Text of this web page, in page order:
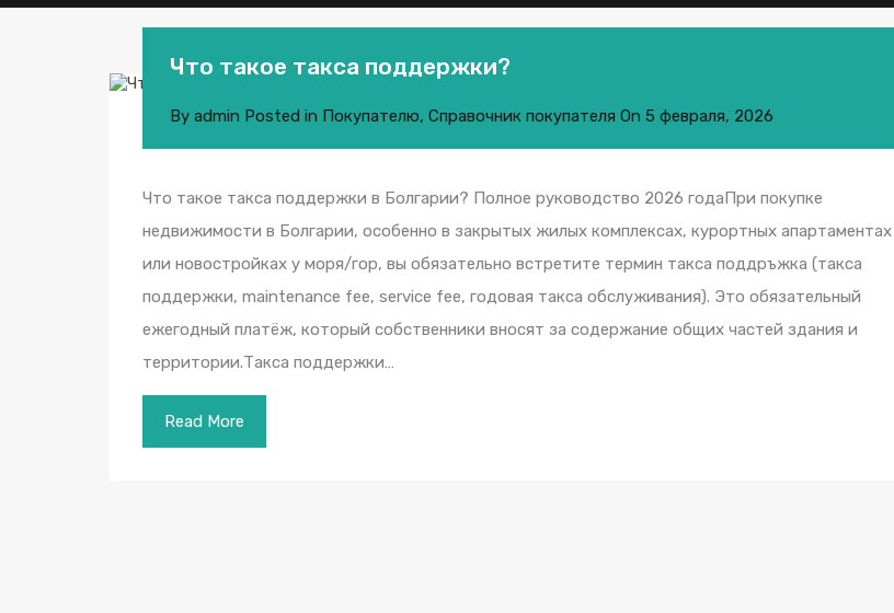
Что такое такса поддержки?
By admin Posted in Покупателю, Справочник покупателя On 5 февраля, 2026
Что такое такса поддержки в Болгарии? Полное руководство 2026 годаПри покупке
недвижимости в Болгарии, особенно в закрытых жилых комплексах, курортных апартаментах
или новостройках у моря/гор, вы обязательно встретите термин такса поддръжка (такса
поддержки, maintenance fee, service fee, годовая такса обслуживания). Это обязательный
ежегодный платёж, который собственники вносят за содержание общих частей здания и
территории.Такса поддержки…
Read More